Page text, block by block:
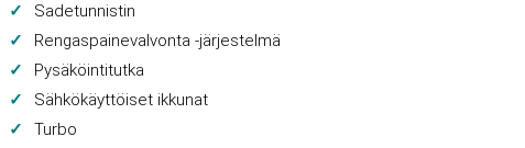
Sadetunnistin
Rengaspainevalvonta -järjestelmä
Pysäköintitutka
Sähkökäyttöiset ikkunat
Turbo